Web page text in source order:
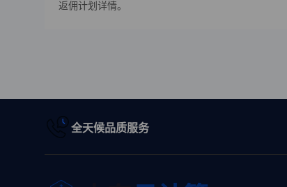
返佣计划详情。
全天候品质服务